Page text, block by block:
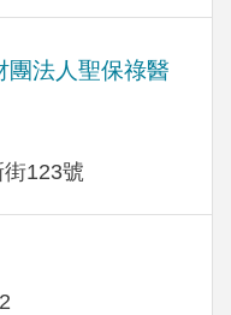
團法人聖保祿醫
123號